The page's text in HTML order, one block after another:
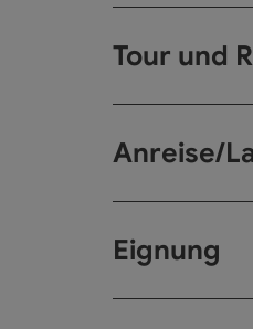
Tour und
Anreise/
Eignung